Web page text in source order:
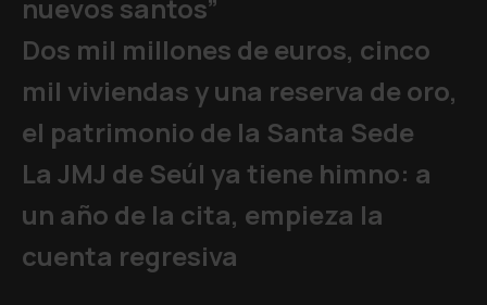
nuevos santos”
Dos mil millones de euros, cinco
mil viviendas y una reserva de oro,
el patrimonio de la Santa Sede
La JMJ de Seúl ya tiene himno: a
un año de la cita, empieza la
cuenta regresiva